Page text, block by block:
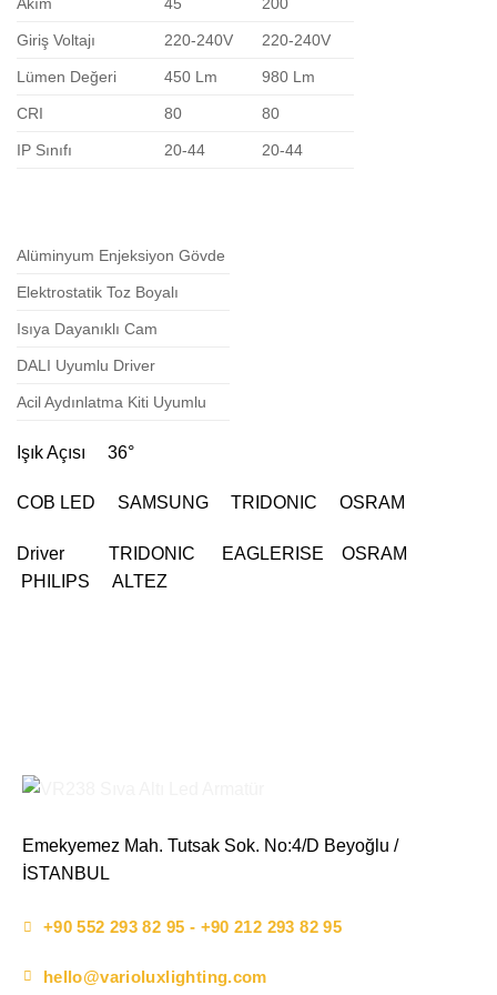
Giriş Voltajı 220-240V 220-240V
Lümen Değeri 450 Lm 980 Lm
CRI 80 80
IP Sınıfı 20-44 20-44
Alüminyum Enjeksiyon Gövde
Elektrostatik Toz Boyalı
Isıya Dayanıklı Cam
DALI Uyumlu Driver
Acil Aydınlatma Kiti Uyumlu
Işık Açısı 36°
COB LED SAMSUNG TRIDONIC OSRAM
Driver TRIDONIC EAGLERISE OSRAM
PHILIPS ALTEZ
Emekyemez Mah. Tutsak Sok. No:4/D Beyoğlu /
İSTANBUL
+90 552 293 82 95 - +90 212 293 82 95
hello@varioluxlighting.com